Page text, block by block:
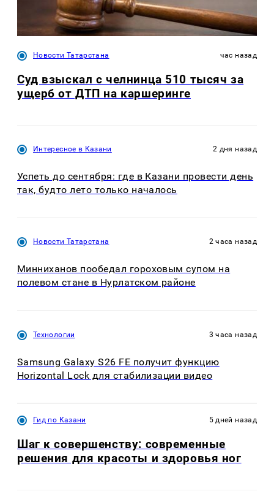
Новости Татарстана час назад
Суд взыскал с челнинца 510 тысяч за
ущерб от ДТП на каршеринге
Интересное в Казани 2 дня назад
Успеть до сентября: где в Казани провести день
так, будто лето только началось
Новости Татарстана 2 часа назад
Минниханов пообедал гороховым супом на
полевом стане в Нурлатском районе
Технологии 3 часа назад
Samsung Galaxy S26 FE получит функцию
Horizontal Lock для стабилизации видео
Гид по Казани 5 дней назад
Шаг к совершенству: современные
решения для красоты и здоровья ног